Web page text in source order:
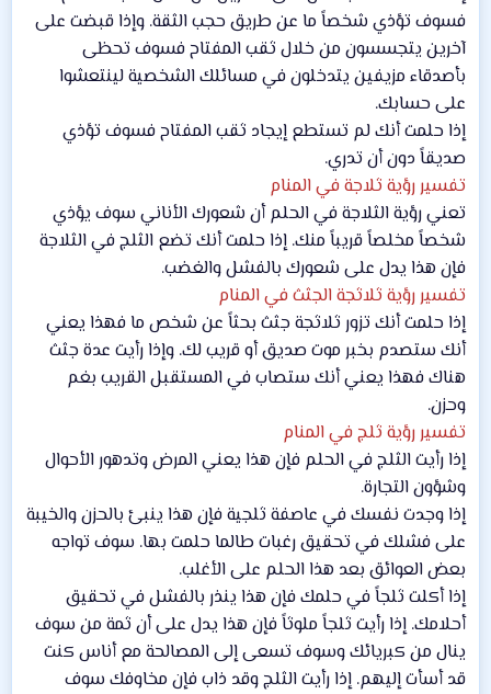
فسوف تؤذي شخصاً ما عن طريق حجب الثقة. وإذا قبضت على
آخرين يتجسسون من خلال ثقب المفتاح فسوف تحظى
بأصدقاء مزيفين يتدخلون في مسائلك الشخصية لينتعشوا
على حسابك.
إذا حلمت أنك لم تستطع إيجاد ثقب المفتاح فسوف تؤذي
صديقاً دون أن تدري.
تفسير رؤية ثلاجة في المنام
تعني رؤية الثلاجة في الحلم أن شعورك الأناني سوف يؤذي
شخصاً مخلصاً قريباً منك. إذا حلمت أنك تضع الثلج في الثلاجة
فإن هذا يدل على شعورك بالفشل والغضب.
تفسير رؤية ثلاثجة الجثث في المنام
إذا حلمت أنك تزور ثلاثجة جثث بحثاً عن شخص ما فهذا يعني
أنك ستصدم بخبر موت صديق أو قريب لك. وإذا رأيت عدة جثث
هناك فهذا يعني أنك ستصاب في المستقبل القريب بغم
وحزن.
تفسير رؤية ثلج في المنام
إذا رأيت الثلج في الحلم فإن هذا يعني المرض وتدهور الأحوال
وشؤون التجارة.
إذا وجدت نفسك في عاصفة ثلجية فإن هذا ينبئ بالحزن والخيبة
على فشلك في تحقيق رغبات طالما حلمت بها. سوف تواجه
بعض العوائق بعد هذا الحلم على الأغلب.
إذا أكلت ثلجاً في حلمك فإن هذا ينذر بالفشل في تحقيق
أحلامك. إذا رأيت ثلجاً ملوثاً فإن هذا يدل على أن ثمة من سوف
ينال من كبريائك وسوف تسعى إلى المصالحة مع أناس كنت
قد أسأت إليهم. إذا رأيت الثلج وقد ذاب فإن مخاوفك سوف